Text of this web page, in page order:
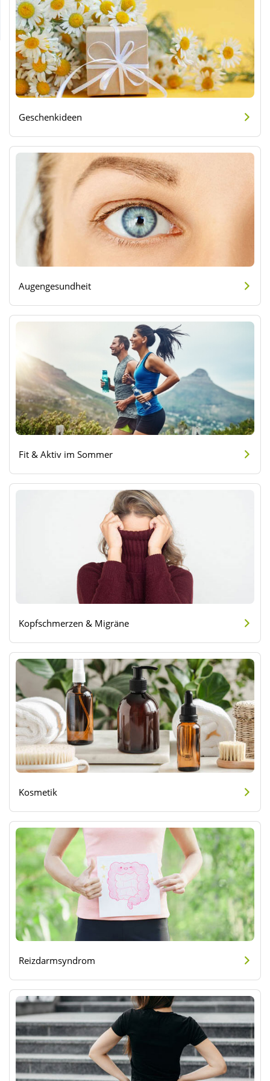
Wellness
Geschenkideen
Augengesundheit
Fit & Aktiv im Sommer
Kopfschmerzen & Migräne
Kosmetik
Reizdarmsyndrom